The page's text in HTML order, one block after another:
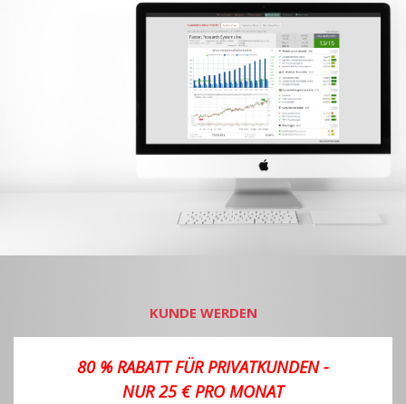
KUNDE WERDEN
80 % RABATT FÜR PRIVATKUNDEN -
NUR 25 € PRO MONAT